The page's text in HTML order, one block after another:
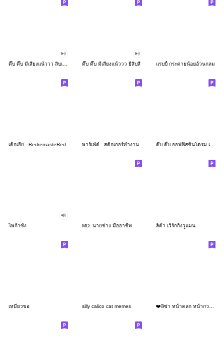
ดึ๊บ ดึ๊บ มีเสียงแน้ววว ยี่สิบสี่ แรบบี้ กระต่ายน้อยอ้วนกลม
เด็กเฮีย - RedremasteRed พาร์เฟ่ต์ : สติกเกอร์ทำงาน ดึ๊บ ดึ๊บ ออฟฟิศซินโดรม เจ็ด
โพก้าซัง MD: นายช่าง มืออาชีพ ลิต้า เวิร์กกิ้งวูแมน
เหมียวขอ silly calico cat memes